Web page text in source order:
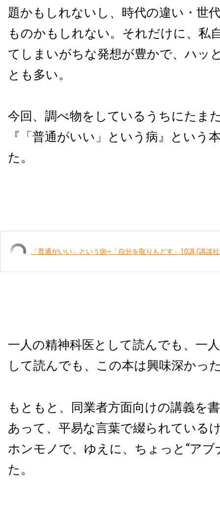
題かもしれないし、時代の違い・世
ものかもしれない。それだけに、私
てしまいがちな発想が豊かで、ハッ
とも多い。
今回、調べ物をしているうちにたま
『「普通がいい」という病』という
た。
「普通がいい」という病~「自分を取りもどす」10講 (講談
一人の精神科医として読んでも、一
して読んでも、この本は興味深かっ
もともと、同業者方面向けの講義を
あって、平易な言葉で綴られている
ホンモノで、ゆえに、ちょっと“アブ
た。